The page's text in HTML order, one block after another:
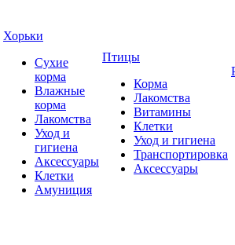
Хорьки
Сухие
корма
Влажные
корма
Лакомства
Уход и
гигиена
Аксессуары
Клетки
Амуниция
Птицы
Корма
Лакомства
Витамины
Клетки
Уход и гигиена
Транспортировка
Аксессуары